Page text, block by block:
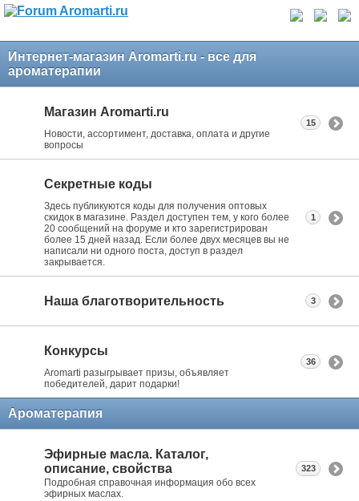
Интернет-магазин Aromarti.ru - все для
ароматерапии
Магазин Aromarti.ru
Новости, ассортимент, доставка, оплата и другие
вопросы
15
Секретные коды
Здесь публикуются коды для получения оптовых
скидок в магазине. Раздел доступен тем, у кого более
20 сообщений на форуме и кто зарегистрирован
более 15 дней назад. Если более двух месяцев вы не
написали ни одного поста, доступ в раздел
закрывается.
1
Наша благотворительность 3
Конкурсы
Aromarti разыгрывает призы, объявляет
победителей, дарит подарки!
36
Ароматерапия
Эфирные масла. Каталог,
описание, свойства
Подробная справочная информация обо всех
эфирных маслах.
323